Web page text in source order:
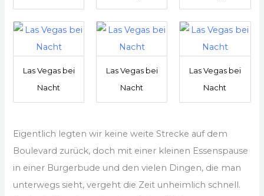
Las Vegas bei
Nacht
Las Vegas bei
Nacht
Las Vegas bei
Nacht
Eigentlich legten wir keine weite Strecke auf dem
Boulevard zurück, doch mit einer kleinen Essenspause
in einer Burgerbude und den vielen Dingen, die man
unterwegs sieht, vergeht die Zeit unheimlich schnell.